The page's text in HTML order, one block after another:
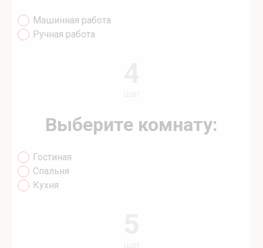
Машинная работа
Ручная работа
Выберите комнату:
Гостиная
Спальня
Кухня